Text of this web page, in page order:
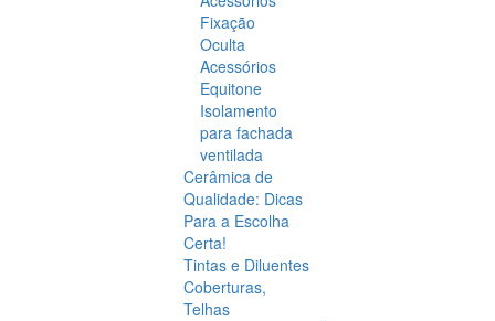
Fixação
Oculta
Acessórios
Equitone
Isolamento
para fachada
ventilada
Cerâmica de
Qualidade: Dicas
Para a Escolha
Certa!
Tintas e Diluentes
Coberturas,
Telhas